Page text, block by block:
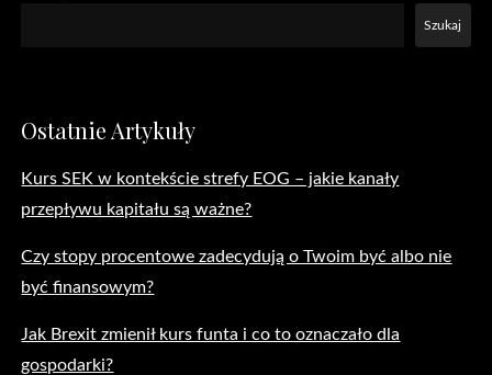
Szukaj
Ostatnie Artykuły
Kurs SEK w kontekście strefy EOG – jakie kanały
przepływu kapitału są ważne?
Czy stopy procentowe zadecydują o Twoim być albo nie
być finansowym?
Jak Brexit zmienił kurs funta i co to oznaczało dla
gospodarki?